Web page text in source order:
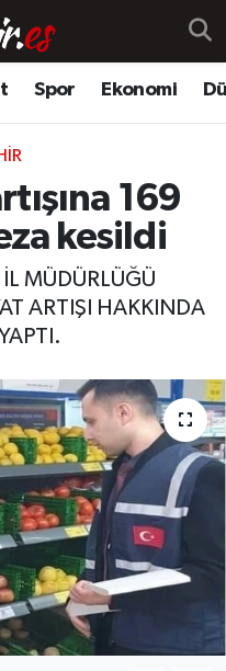
Spor Ekonomi
169
kesildi
İL MÜDÜRLÜĞÜ
ARTIŞI HAKKINDA